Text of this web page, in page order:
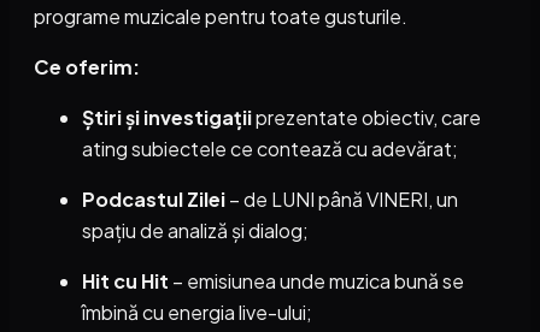
programe muzicale pentru toate gusturile.
Ce oferim:
Știri și investigațiiprezentate obiectiv, care
ating subiectele ce contează cu adevărat;
Podcastul Zilei– de LUNI până VINERI, un
spațiu de analiză și dialog;
Hit cu Hit – emisiunea unde muzica bună se
îmbină cu energia live-ului;